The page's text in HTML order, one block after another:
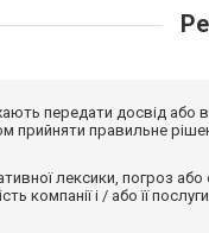
передати досвід
прийняти правильне
лексики, погроз
компанії і / або її